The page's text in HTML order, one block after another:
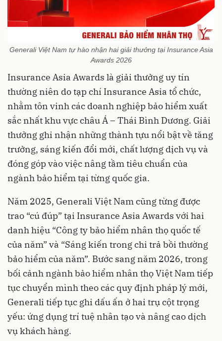
Generali Việt Nam tự hào nhận hai giải thưởng tại Insurance Asia
Awards 2026
Insurance Asia Awards là giải thưởng uy tín
thường niên do tạp chí Insurance Asia tổ chức,
nhằm tôn vinh các doanh nghiệp bảo hiểm xuất
sắc nhất khu vực châu Á – Thái Bình Dương. Giải
thưởng ghi nhận những thành tựu nổi bật về tăng
trưởng, sáng kiến đổi mới, chất lượng dịch vụ và
đóng góp vào việc nâng tầm tiêu chuẩn của
ngành bảo hiểm tại từng quốc gia.
Năm 2025, Generali Việt Nam cũng từng được
trao “cú đúp” tại Insurance Asia Awards với hai
danh hiệu “Công ty bảo hiểm nhân thọ quốc tế
của năm” và “Sáng kiến trong chi trả bồi thường
bảo hiểm của năm”. Bước sang năm 2026, trong
bối cảnh ngành bảo hiểm nhân thọ Việt Nam tiếp
tục chuyển mình theo các quy định pháp lý mới,
Generali tiếp tục ghi dấu ấn ở hai trụ cột trọng
yếu: ứng dụng trí tuệ nhân tạo và nâng cao dịch
vụ khách hàng.